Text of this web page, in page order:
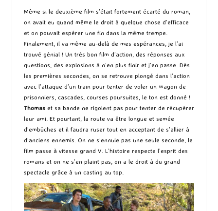
Même si le deuxième film s’était fortement écarté du roman,
on avait eu quand même le droit à quelque chose d’efficace
et on pouvait espérer une fin dans la même trempe.
Finalement, il va même au-delà de mes espérances, je l’ai
trouvé génial ! Un très bon film d’action, des réponses aux
questions, des explosions à n’en plus finir et j’en passe. Dès
les premières secondes, on se retrouve plongé dans l’action
avec l’attaque d’un train pour tenter de voler un wagon de
prisonniers, cascades, courses poursuites, le ton est donné !
Thomas et sa bande ne rigolent pas pour tenter de récupérer
leur ami. Et pourtant, la route va être longue et semée
d’embûches et il faudra ruser tout en acceptant de s’allier à
d’anciens ennemis. On ne s’ennuie pas une seule seconde, le
film passe à vitesse grand V. L’histoire respecte l’esprit des
romans et on ne s’en plaint pas, on a le droit à du grand
spectacle grâce à un casting au top.